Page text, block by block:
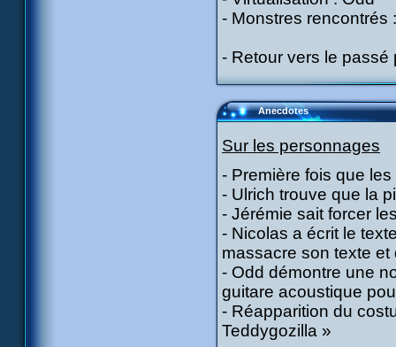
- Monstres rencontrés
- Retour vers le passé
Anecdotes
Sur les personnages
- Première fois que
- Ulrich trouve que la
- Jérémie sait forcer
- Nicolas a écrit le
massacre son texte
- Odd démontre une
guitare acoustique
- Réapparition du
Teddygozilla »